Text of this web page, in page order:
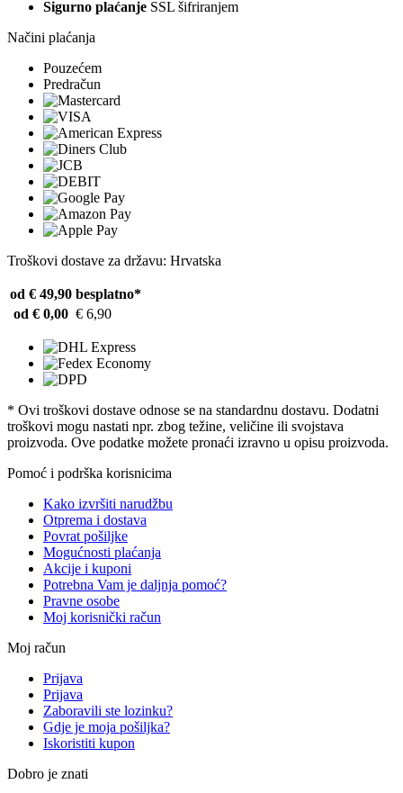
Sigurno plaćanje SSL šifriranjem
Načini plaćanja
Pouzećem
Predračun
Troškovi dostave za državu: Hrvatska
od € 49,90 besplatno*
od € 0,00 € 6,90
* Ovi troškovi dostave odnose se na standardnu ​​dostavu. Dodatni
troškovi mogu nastati npr. zbog težine, veličine ili svojstava
proizvoda. Ove podatke možete pronaći izravno u opisu proizvoda.
Pomoć i podrška korisnicima
Kako izvršiti narudžbu
Otprema i dostava
Povrat pošiljke
Mogućnosti plaćanja
Akcije i kuponi
Potrebna Vam je daljnja pomoć?
Pravne osobe
Moj korisnički račun
Moj račun
Prijava
Prijava
Zaboravili ste lozinku?
Gdje je moja pošiljka?
Iskoristiti kupon
Dobro je znati